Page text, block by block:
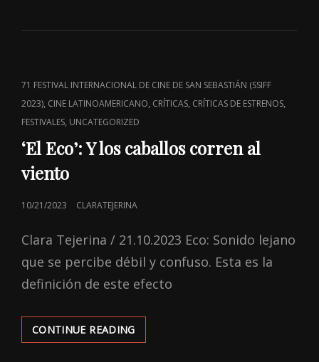
EL
A
DEJAR
CIEGOS
CAT
LINKS
71 FESTIVAL INTERNACIONAL DE CINE DE SAN SEBASTIÁN (SSIFF
2023), CINE LATINOAMERICANO, CRÍTICAS, CRÍTICAS DE ESTRENOS,
FESTIVALES, UNCATEGORIZED
‘El Eco’: Y los caballos corren al
viento
POSTED
10/21/2023 CLARATEJERINA
Clara Tejerina / 21.10.2023 Eco: Sonido lejano
que se percibe débil y confuso. Esta es la
definición de este efecto
CONTINUE READING‘EL
ECO’: